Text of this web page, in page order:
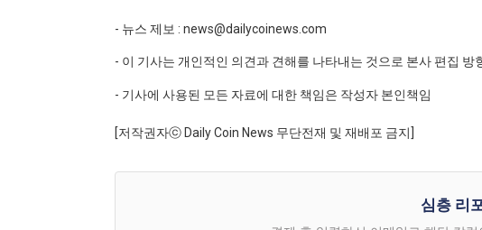
- 뉴스 제보 : news@dailycoinews.com
- 이 기사는 개인적인 의견과 견해를 나타내는 것으로 본사 편집 방
- 기사에 사용된 모든 자료에 대한 책임은 작성자 본인책임
[저작권자ⓒ Daily Coin News 무단전재 및 재배포 금지]
심층 리